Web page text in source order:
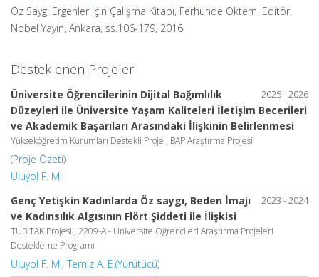
Öz Saygı Ergenler için Çalışma Kitabı, Ferhunde Öktem, Editör,
Nobel Yayın, Ankara, ss.106-179, 2016
Desteklenen Projeler
2025 - 2026
Üniversite Öğrencilerinin Dijital Bağımlılık
Düzeyleri ile Üniversite Yaşam Kaliteleri İletişim Becerileri
ve Akademik Başarıları Arasındaki İlişkinin Belirlenmesi
Yükseköğretim Kurumları Destekli Proje , BAP Araştırma Projesi
(Proje Özeti)
Uluyol F. M.
2023 - 2024
Genç Yetişkin Kadınlarda Öz saygı, Beden İmajı
ve Kadınsılık Algısının Flört Şiddeti ile İlişkisi
TÜBİTAK Projesi , 2209-A - Üniversite Öğrencileri Araştırma Projeleri
Destekleme Programı
Uluyol F. M. ,Temiz A. E.(Yürütücü)